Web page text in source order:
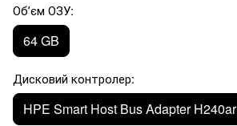
Обʼєм ОЗУ:
64 GB
Дисковий контролер:
HPE Smart Host Bus Adapter H240ar